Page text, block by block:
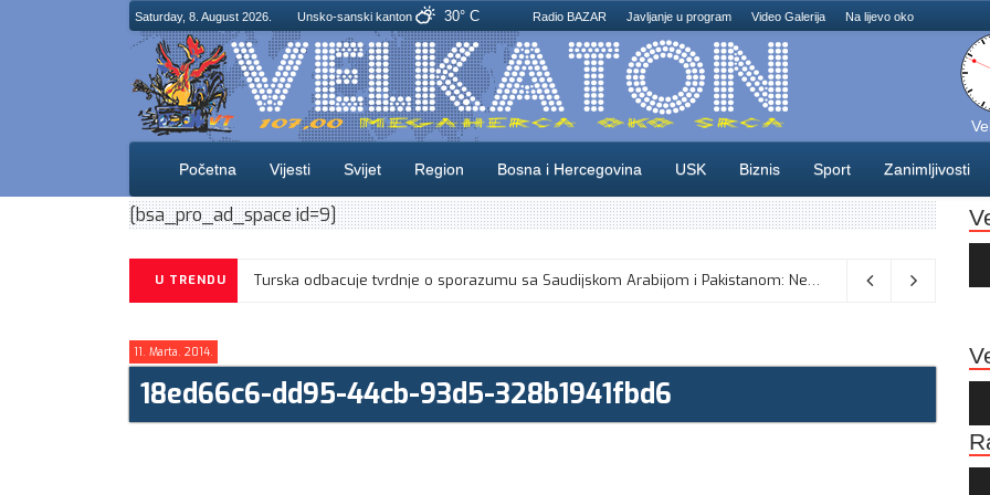
Saturday, 8. August 2026. Unsko-sanski kanton 30° C Radio BAZAR Javljanje u program Video Galerija Na lijevo oko
Početna Vijesti Svijet Region Bosna i Hercegovina USK Biznis Sport Zanimljivosti
[bsa_pro_ad_space id=9]
U TRENDU Turska odbacuje tvrdnje o sporazumu sa Saudijskom Arabijom i Pakistanom: Nema sukoba s obavezama prema NATO-u
11. Marta. 2014.
18ed66c6-dd95-44cb-93d5-328b1941fbd6